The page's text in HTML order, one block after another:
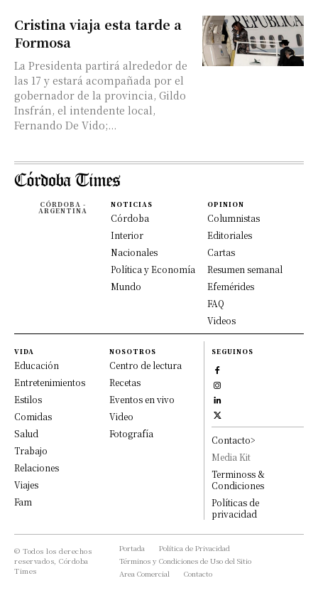
Cristina viaja esta tarde a
Formosa
La Presidenta partirá alrededor de
las 17 y estará acompañada por el
gobernador de la provincia, Gildo
Insfrán, el intendente local,
Fernando De Vido;...
CÓRDOBA -
ARGENTINA
NOTICIAS
Córdoba
Interior
Nacionales
Política y Economía
Mundo
OPINION
Columnistas
Editoriales
Cartas
Resumen semanal
Efemérides
FAQ
Videos
VIDA
Educación
Entretenimientos
Estilos
Comidas
Salud
Trabajo
Relaciones
Viajes
Fam
NOSOTROS
Centro de lectura
Recetas
Eventos en vivo
Video
Fotografía
SEGUINOS
Contacto>
Media Kit
Terminoss &
Condiciones
Políticas de
privacidad
© Todos los derechos
reservados, Córdoba
Times
Portada
Política de Privacidad
Términos y Condiciones de Uso del Sitio
Area Comercial
Contacto